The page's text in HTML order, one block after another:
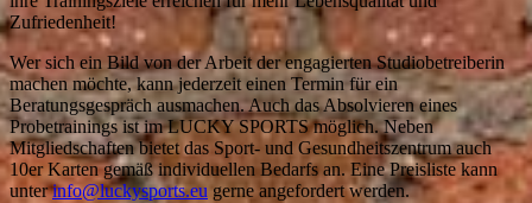
Zufriedenheit!
Wer sich ein Bild von der Arbeit der engagierten Studiobetreiberin
machen möchte, kann jederzeit einen Termin für ein
Beratungsgespräch ausmachen. Auch das Absolvieren eines
Probetrainings ist im LUCKY SPORTS möglich. Neben
Mitgliedschaften bietet das Sport- und Gesundheitszentrum auch
10er Karten gemäß individuellen Bedarfs an. Eine Preisliste kann
unterinfo@luckysports.eugerne angefordert werden.